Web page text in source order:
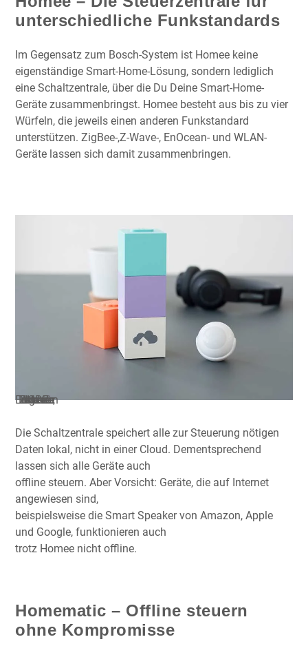
unterschiedliche Funkstandards
Im Gegensatz zum Bosch-System ist Homee keine
eigenständige Smart-Home-Lösung, sondern lediglich
eine Schaltzentrale, über die Du Deine Smart-Home-
Geräte zusammenbringst. Homee besteht aus bis zu vier
Würfeln, die jeweils einen anderen Funkstandard
unterstützen. ZigBee-,Z-Wave-, EnOcean- und WLAN-
Geräte lassen sich damit zusammenbringen.
Homee ist ein Hub für ZigBee, EnOcean und Z-Wave
Die Schaltzentrale speichert alle zur Steuerung nötigen
Daten lokal, nicht in einer Cloud. Dementsprechend
lassen sich alle Geräte auch
offline steuern. Aber Vorsicht: Geräte, die auf Internet
angewiesen sind,
beispielsweise die Smart Speaker von Amazon, Apple
und Google, funktionieren auch
trotz Homee nicht offline.
Homematic – Offline steuern
ohne Kompromisse